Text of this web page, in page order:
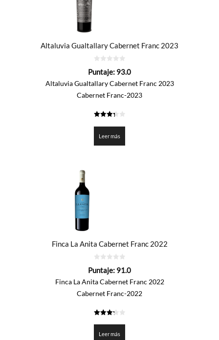
Altaluvia Gualtallary Cabernet Franc 2023
de
Puntaje: 93.0
Altaluvia Gualtallary Cabernet Franc 2023
Cabernet Franc-2023
de 5
Leer más
Finca La Anita Cabernet Franc 2022
de
Puntaje: 91.0
Finca La Anita Cabernet Franc 2022
Cabernet Franc-2022
Leer más